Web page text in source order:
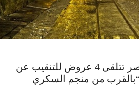
تقرير: مصر تتلقى 4 عروض للتنقيب عن
من منجم السكري